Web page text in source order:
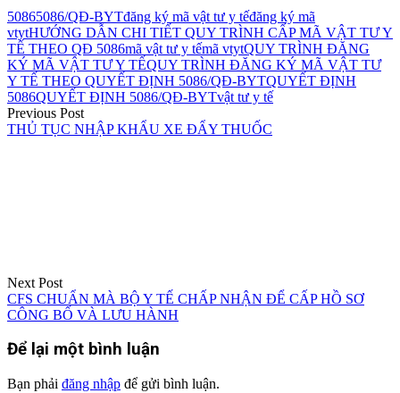
50865086/QĐ-BYTđăng ký mã vật tư y tếđăng ký mã
vtytHƯỚNG DẪN CHI TIẾT QUY TRÌNH CẤP MÃ VẬT TƯ Y
TẾ THEO QĐ 5086mã vật tư y tếmã vtytQUY TRÌNH ĐĂNG
KÝ MÃ VẬT TƯ Y TẾQUY TRÌNH ĐĂNG KÝ MÃ VẬT TƯ
Y TẾ THEO QUYẾT ĐỊNH 5086/QĐ-BYTQUYẾT ĐỊNH
5086QUYẾT ĐỊNH 5086/QĐ-BYTvật tư y tế
Điều
hướng
Previous Post
THỦ TỤC NHẬP KHẨU XE ĐẨY THUỐC
Next Post
CFS CHUẨN MÀ BỘ Y TẾ CHẤP NHẬN ĐỂ CẤP HỒ SƠ
CÔNG BỐ VÀ LƯU HÀNH
Để lại một bình luận
Bạn phải đăng nhập để gửi bình luận.